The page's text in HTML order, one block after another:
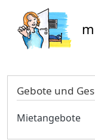
Gebote und
Mietangebote